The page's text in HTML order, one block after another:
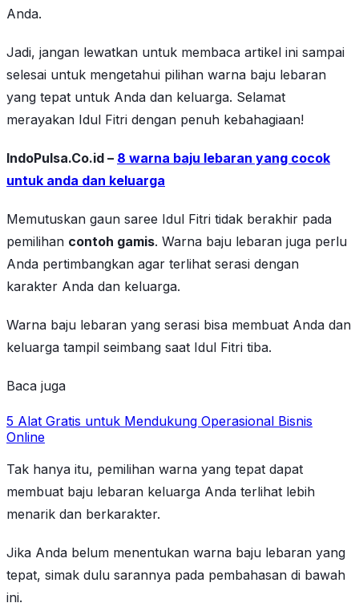
Anda.
Jadi, jangan lewatkan untuk membaca artikel ini sampai
selesai untuk mengetahui pilihan warna baju lebaran
yang tepat untuk Anda dan keluarga. Selamat
merayakan Idul Fitri dengan penuh kebahagiaan!
IndoPulsa.Co.id – 8 warna baju lebaran yang cocok
untuk anda dan keluarga
Memutuskan gaun saree Idul Fitri tidak berakhir pada
pemilihan contoh gamis. Warna baju lebaran juga perlu
Anda pertimbangkan agar terlihat serasi dengan
karakter Anda dan keluarga.
Warna baju lebaran yang serasi bisa membuat Anda dan
keluarga tampil seimbang saat Idul Fitri tiba.
Baca juga
5 Alat Gratis untuk Mendukung Operasional Bisnis
Online
Tak hanya itu, pemilihan warna yang tepat dapat
membuat baju lebaran keluarga Anda terlihat lebih
menarik dan berkarakter.
Jika Anda belum menentukan warna baju lebaran yang
tepat, simak dulu sarannya pada pembahasan di bawah
ini.